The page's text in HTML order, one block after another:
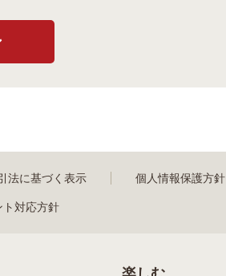
法に基づく表示 個人情報保護方針
ト対応方針